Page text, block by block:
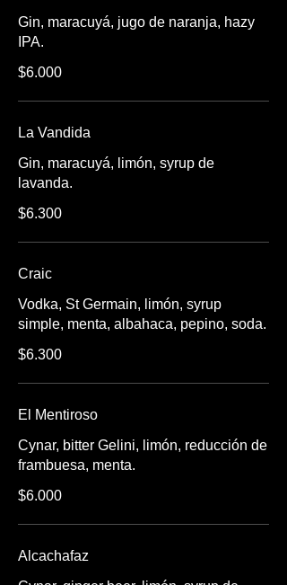
Gin, maracuyá, jugo de naranja, hazy
IPA.
$6.000
La Vandida
Gin, maracuyá, limón, syrup de
lavanda.
$6.300
Craic
Vodka, St Germain, limón, syrup
simple, menta, albahaca, pepino, soda.
$6.300
El Mentiroso
Cynar, bitter Gelini, limón, reducción de
frambuesa, menta.
$6.000
Alcachafaz